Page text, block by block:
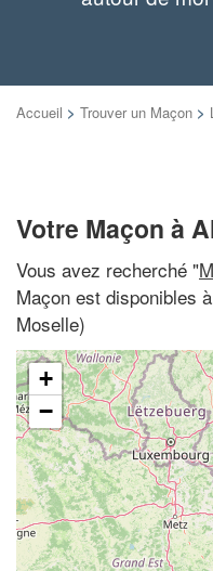
Accueil > Trouver un Maçon >
Votre Maçon à
Vous avez recherché "
Maçon est disponibles
Moselle)
+
−